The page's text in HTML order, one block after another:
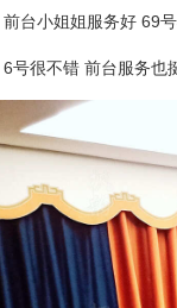
台小姐姐服务好 69
号很不错 前台服务也